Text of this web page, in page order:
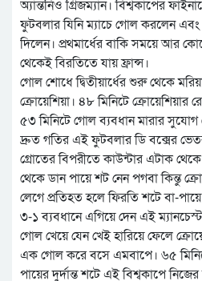
অ্যান্তনিও গ্রিজম্যান। বিশ্বকাপের
ফুটবলার যিনি ম্যাচে গোল করলেন এবং
দিলেন। প্রথমার্ধের বাকি সময়ে আর
থেকেই বিরতিতে যায় ফ্রান্স।
গোল শোধে দ্বিতীয়ার্ধের শুরু থেকে
ক্রোয়েশিয়া। ৪৮ মিনিটে ক্রোয়েশিয়ার
৫৩ মিনিটে গোল ব্যবধান মারার সুযোগ
দ্রুত গতির এই ফুটবলার ডি বক্সের
গ্রোতের বিপরীতে কাউন্টার এটাক
থেকে ডান পায়ে শট নেন পগবা কিন্তু
লেগে প্রতিহত হলে ফিরতি শটে বা-পায়ে
৩-১ ব্যবধানে এগিয়ে দেন এই
গোল খেয়ে যেন খেই হারিয়ে ফেলে
এক গোল করে বসে এমবাপে। ৬৫
পায়ের দুর্দান্ত শটে এই বিশ্বকাপে